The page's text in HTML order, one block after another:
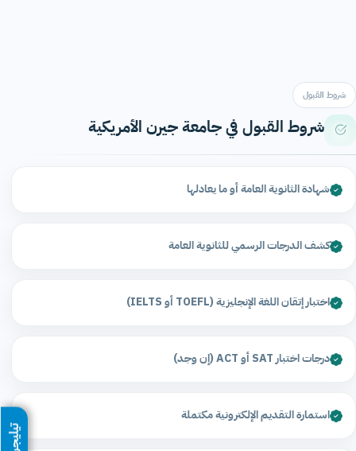
شروط القبول
شروط القبول في جامعة جيرن الأمريكية
شهادة الثانوية العامة أو ما يعادلها
كشف الدرجات الرسمي للثانوية العامة
اختبار إتقان اللغة الإنجليزية (TOEFL أو IELTS)
درجات اختبار SAT أو ACT (إن وجد)
استمارة التقديم الإلكترونية مكتملة